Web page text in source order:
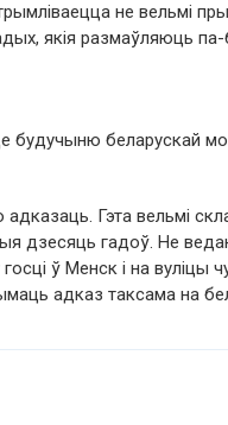
не вельмі
якія размаўляюць
будучыню беларускай
Гэта вельмі
дзесяць гадоў. Не
ў Менск і на
адказ таксама на